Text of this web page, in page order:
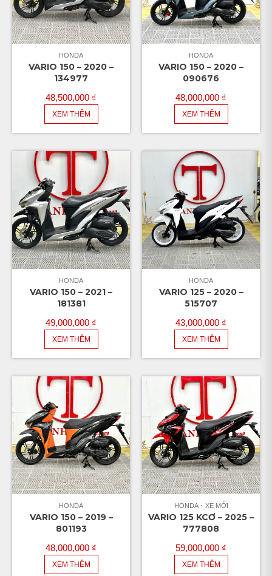
HONDA
VARIO 150 – 2020 –
134977
48,500,000 ₫
XEM THÊM
HONDA
VARIO 150 – 2020 –
090676
48,000,000 ₫
XEM THÊM
HONDA
VARIO 150 – 2021 –
181381
49,000,000 ₫
XEM THÊM
HONDA
VARIO 125 – 2020 –
515707
43,000,000 ₫
XEM THÊM
HONDA
VARIO 150 – 2019 –
801193
48,000,000 ₫
XEM THÊM
HONDA XE MỚI
VARIO 125 KCƠ – 2025 –
777808
59,000,000 ₫
XEM THÊM